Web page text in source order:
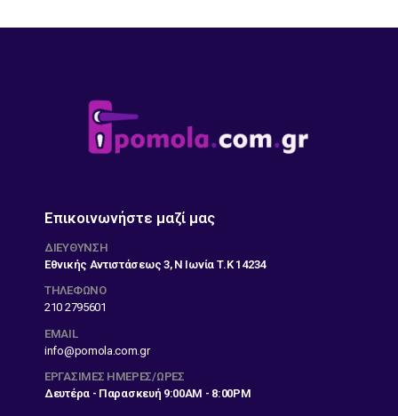
Επικοινωνήστε μαζί μας
ΔΙΕΎΘΥΝΣΗ
Εθνικής Αντιστάσεως 3, Ν Ιωνία Τ.Κ 14234
ΤΗΛΕΦΩΝΟ
210 2795601
EMAIL
info@pomola.com.gr
ΕΡΓΆΣΙΜΕΣ ΗΜΈΡΕΣ/ΏΡΕΣ
Δευτέρα - Παρασκευή 9:00AM - 8:00PM